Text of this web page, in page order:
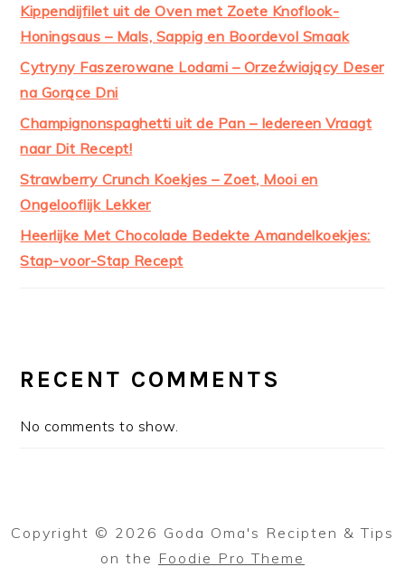
Kippendijfilet uit de Oven met Zoete Knoflook-
Honingsaus – Mals, Sappig en Boordevol Smaak
Cytryny Faszerowane Lodami – Orzeźwiający Deser
na Gorące Dni
Champignonspaghetti uit de Pan – Iedereen Vraagt
naar Dit Recept!
Strawberry Crunch Koekjes – Zoet, Mooi en
Ongelooflijk Lekker
Heerlijke Met Chocolade Bedekte Amandelkoekjes:
Stap-voor-Stap Recept
RECENT COMMENTS
No comments to show.
Copyright © 2026 Goda Oma's Recipten & Tips
on the Foodie Pro Theme